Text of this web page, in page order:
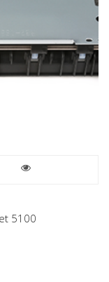
5100